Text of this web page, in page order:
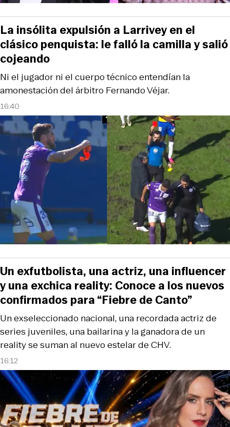
16:40
Ni el jugador ni el cuerpo técnico entendían la
amonestación del árbitro Fernando Véjar.
La insólita expulsión a Larrivey en el
clásico penquista: le falló la camilla y salió
cojeando
16:12
Un exseleccionado nacional, una recordada actriz de
series juveniles, una bailarina y la ganadora de un
reality se suman al nuevo estelar de CHV.
Un exfutbolista, una actriz, una influencer
y una exchica reality: Conoce a los nuevos
confirmados para “Fiebre de Canto”